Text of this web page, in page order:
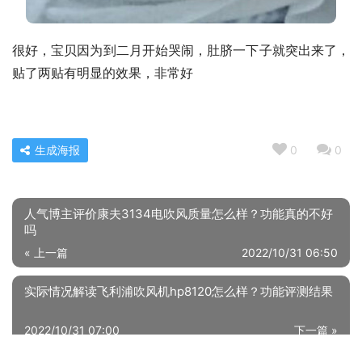
很好，宝贝因为到二月开始哭闹，肚脐一下子就突出来了，
贴了两贴有明显的效果，非常好
0 0
生成海报
人气博主评价康夫3134电吹风质量怎么样？功能真的不好
吗
« 上一篇 2022/10/31 06:50
实际情况解读飞利浦吹风机hp8120怎么样？功能评测结果
下一篇 »
2022/10/31 07:00